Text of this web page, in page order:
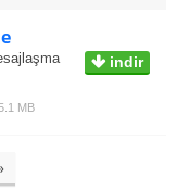
indir
MB